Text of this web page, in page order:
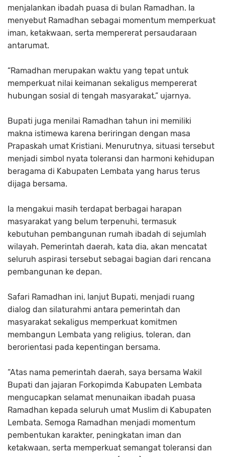
menjalankan ibadah puasa di bulan Ramadhan. Ia
menyebut Ramadhan sebagai momentum memperkuat
iman, ketakwaan, serta mempererat persaudaraan
antarumat.
“Ramadhan merupakan waktu yang tepat untuk
memperkuat nilai keimanan sekaligus mempererat
hubungan sosial di tengah masyarakat,” ujarnya.
Bupati juga menilai Ramadhan tahun ini memiliki
makna istimewa karena beriringan dengan masa
Prapaskah umat Kristiani. Menurutnya, situasi tersebut
menjadi simbol nyata toleransi dan harmoni kehidupan
beragama di Kabupaten Lembata yang harus terus
dijaga bersama.
Ia mengakui masih terdapat berbagai harapan
masyarakat yang belum terpenuhi, termasuk
kebutuhan pembangunan rumah ibadah di sejumlah
wilayah. Pemerintah daerah, kata dia, akan mencatat
seluruh aspirasi tersebut sebagai bagian dari rencana
pembangunan ke depan.
Safari Ramadhan ini, lanjut Bupati, menjadi ruang
dialog dan silaturahmi antara pemerintah dan
masyarakat sekaligus memperkuat komitmen
membangun Lembata yang religius, toleran, dan
berorientasi pada kepentingan bersama.
“Atas nama pemerintah daerah, saya bersama Wakil
Bupati dan jajaran Forkopimda Kabupaten Lembata
mengucapkan selamat menunaikan ibadah puasa
Ramadhan kepada seluruh umat Muslim di Kabupaten
Lembata. Semoga Ramadhan menjadi momentum
pembentukan karakter, peningkatan iman dan
ketakwaan, serta memperkuat semangat toleransi dan